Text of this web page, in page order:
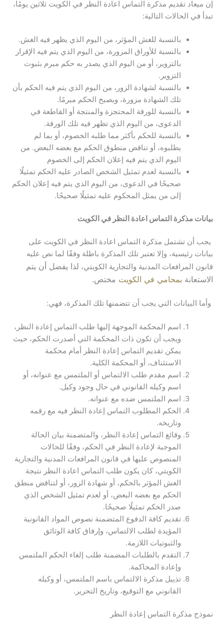
إن ميعاد تقديم مذكرة التماس اعادة النظر في الكويت ثلاثين يومًا،
تبدأ في الحالات التالية:
بالنسبة للغش المؤثر، من اليوم الذي يظهر فيه الغش.
بالنسبة للأوراق المزورة، من اليوم الذي يتم فيه الإقرار
بالتزوير، أو من اليوم الذي يصدر به حكم مبرم بثبوت
التزوير.
بالنسبة لشهادة الزور، من اليوم الذي يتم فيه الحكم بأن
تلك الشهادة مزورة، ويصبح الحكم مبرمًا.
بالنسبة للورقة المحتجزة والمنتجة أو القاطعة في
الدعوى، من اليوم الذي تظهر فيه تلك الورقة.
بالنسبة للحكم بأكثر مما طلبه الخصوم، أو بما لم
يطلبوه، أو تناقض منطوق الحكم مع بعضه البعض. من
اليوم الذي يتم فيه إعلان الحكم إلى الخصوم
بالنسبة لعدم تمثيل الشخص الصادر عليه الحكم تمثيلًا
صحيحًا في الدعوى، من اليوم الذي يتم فيه إعلان الحكم
إلى من يمثل المحكوم عليه تمثيلًا صحيحًا.
بيانات مذكرة التماس اعادة النظر في الكويت
يجب أن تشتمل مذكرة التماس اعادة النظر في الكويت على
بيانات رئيسية، وإلا تعتبر تلك المذكرة باطلة وفقًا لما نص عليه
قانون المرافعات المدنية والتجارية الكويتي، لذا يفضل أن يتم
الاستعانة بمحامي في الكويت مختص.
وأما البيانات التي يجب أن تتضمنها تلك المذكرة، فهي:
اسم المحكمة الموجهة إليها طلب التماس إعادة النظر،
ويجب أن تكون ذات المحكمة التي أصدرت الحكم، حيث
يمكن تقديم التماس إعادة النظر أمام محكمة
الاستئناف، أو المحكمة الكلية.
اسم مقدم طلب الالتماس أو الملتمس مع عنوانه، أو
اسم وكيله القانوني في حال وجود وكيل.
اسم الملتمس ضده مع عنوانه.
الحكم المطلوب التماس إعادة النظر فيه مع رقمه
وتاريخه.
وقائع التماس إعادة النظر، والمتضمنة بيان الحالة
الموجبة لإعادة النظر في الحكم، وفقًا للحالات
المنصوص عليها في قانون المرافعات المدنية والتجارية
الكويتي، كان يكون طلب التماس اعادة النظر نتيجة
الغش المؤثر بالحكم، أو شهادة الزور، أو لتناقض منطق
الحكم مع بعضه البعض، أو لعدم تمثيل الشخص الذي
صدر الحكم تمثيلًا صحيحًا.
تقديم كافة الدفوع المتضمنة نصوص المواد القانونية
المؤيدة لطلب الالتماس، وإرفاق كافة الوثائق
والثبوتيات اللازمة.
التقدم بالطلبات المضمنة طلب إلغاء الحكم الملتمس
وإعادة المحاكمة.
تذييل مذكرة الالتماس باسم الملتمس، أو وكيله
القانوني مع التوقيع، وتاريخ التحرير.
نموذج مذكرة التماس إعادة النظر